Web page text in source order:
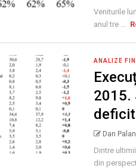
Veniturile
anul tre ...
ANALIZE
2015.
Dan
Dintre
din